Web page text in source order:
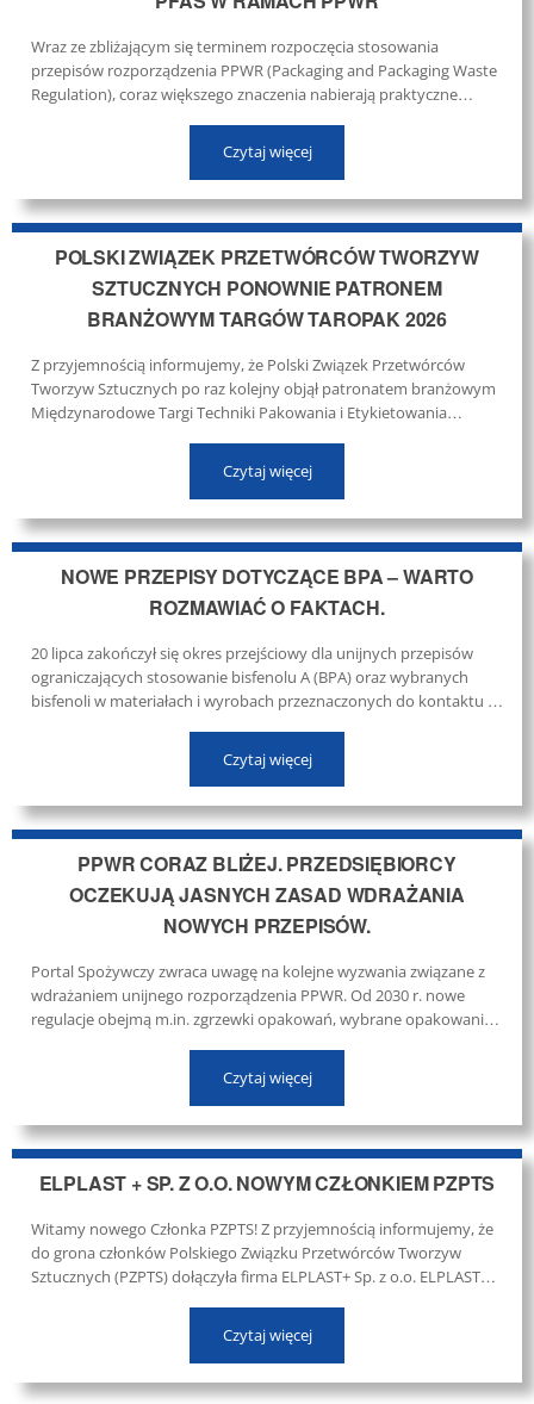
Wraz ze zbliżającym się terminem rozpoczęcia stosowania
przepisów rozporządzenia PPWR (Packaging and Packaging Waste
Regulation), coraz większego znaczenia nabierają praktyczne
Czytaj więcej
POLSKI ZWIĄZEK PRZETWÓRCÓW TWORZYW
SZTUCZNYCH PONOWNIE PATRONEM
BRANŻOWYM TARGÓW TAROPAK 2026
Z przyjemnością informujemy, że Polski Związek Przetwórców
Tworzyw Sztucznych po raz kolejny objął patronatem branżowym
Międzynarodowe Targi Techniki Pakowania i Etykietowania
dniach 23–25 września 2026 r. na terenie Międzynarodowych
Czytaj więcej
NOWE PRZEPISY DOTYCZĄCE BPA – WARTO
ROZMAWIAĆ O FAKTACH.
20 lipca zakończył się okres przejściowy dla unijnych przepisów
ograniczających stosowanie bisfenolu A (BPA) oraz wybranych
bisfenoli w materiałach i wyrobach przeznaczonych do kontaktu z
mogą być już wprowadzane do obrotu, natomiast produkty
zgodnie wprowadzone na rynek przed tą datą mogą pozostawać w
Czytaj więcej
PPWR CORAZ BLIŻEJ. PRZEDSIĘBIORCY
OCZEKUJĄ JASNYCH ZASAD WDRAŻANIA
NOWYCH PRZEPISÓW.
Portal Spożywczy zwraca uwagę na kolejne wyzwania związane z
wdrażaniem unijnego rozporządzenia PPWR. Od 2030 r. nowe
regulacje obejmą m.in. zgrzewki opakowań, wybrane opakowania
Czytaj więcej
ELPLAST + SP. Z O.O. NOWYM CZŁONKIEM PZPTS
Witamy nowego Członka PZPTS! Z przyjemnością informujemy, że
do grona członków Polskiego Związku Przetwórców Tworzyw
Sztucznych (PZPTS) dołączyła firma ELPLAST+ Sp. z o.o. ELPLAST+
Zdroju, która od ponad 35 lat rozwija kompetencje w zakresie
przetwórstwa tworzyw sztucznych. ...
Czytaj więcej